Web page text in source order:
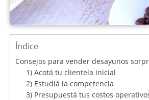
Índice
Consejos para vender desayunos
1) Acotá tu clientela inicial
2) Estudiá la competencia
3) Presupuestá tus costos